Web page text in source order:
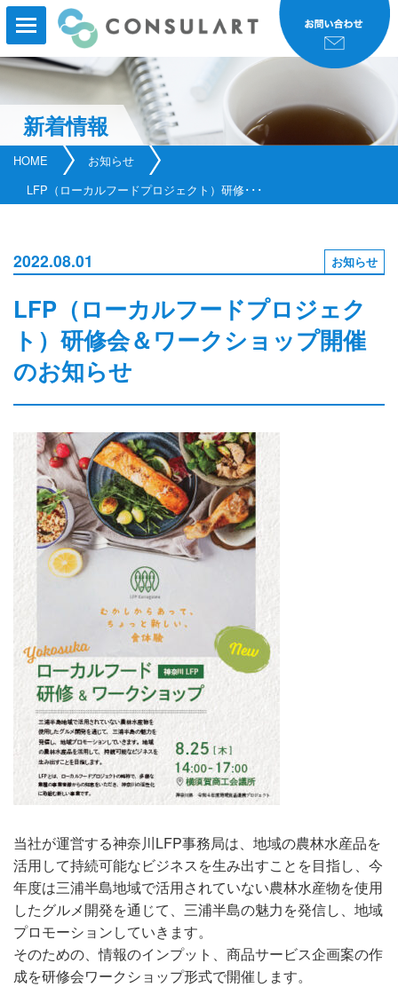
新着情報
HOME
お知らせ
LFP（ローカルフードプロジェクト）研修･･･
2022.08.01 お知らせ
LFP（ローカルフードプロジェク
ト）研修会＆ワークショップ開催
のお知らせ
当社が運営する神奈川LFP事務局は、地域の農林水産品を
活用して持続可能なビジネスを生み出すことを目指し、今
年度は三浦半島地域で活用されていない農林水産物を使用
したグルメ開発を通じて、三浦半島の魅力を発信し、地域
プロモーションしていきます。
そのための、情報のインプット、商品サービス企画案の作
成を研修会ワークショップ形式で開催します。
HOME
事業内容
コンサルタント紹介
研修・セミナー
会社案内
新着情報
お問い合わせ
サイトマップ
プライバシーポリシー